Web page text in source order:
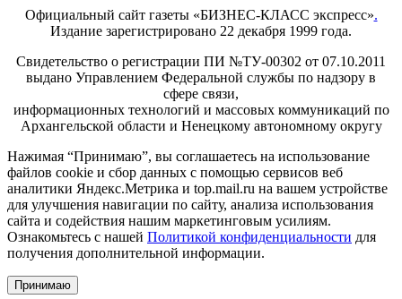
Официальный сайт газеты «БИЗНЕС-КЛАСС экспресс».
Издание зарегистрировано 22 декабря 1999 года.
Свидетельство о регистрации ПИ №ТУ-00302 от 07.10.2011
выдано Управлением Федеральной службы по надзору в
сфере связи,
информационных технологий и массовых коммуникаций по
Архангельской области и Ненецкому автономному округу
Нажимая “Принимаю”, вы соглашаетесь на использование
файлов cookie и сбор данных с помощью сервисов веб
аналитики Яндекс.Метрика и top.mail.ru на вашем устройстве
для улучшения навигации по сайту, анализа использования
сайта и содействия нашим маркетинговым усилиям.
Ознакомьтесь с нашей Политикой конфиденциальности для
получения дополнительной информации.
Принимаю